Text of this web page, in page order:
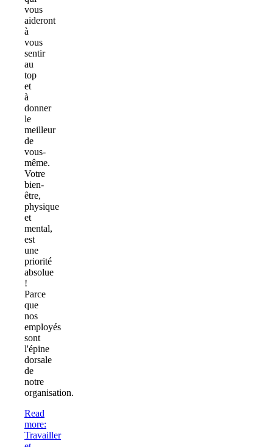
vous
aideront
à
vous
sentir
au
top
et
à
donner
le
meilleur
de
vous-
même.
Votre
bien-
être,
physique
et
mental,
est
une
priorité
absolue
!
Parce
que
nos
employés
sont
l'épine
dorsale
de
notre
organisation.
Read
more:
Travailler